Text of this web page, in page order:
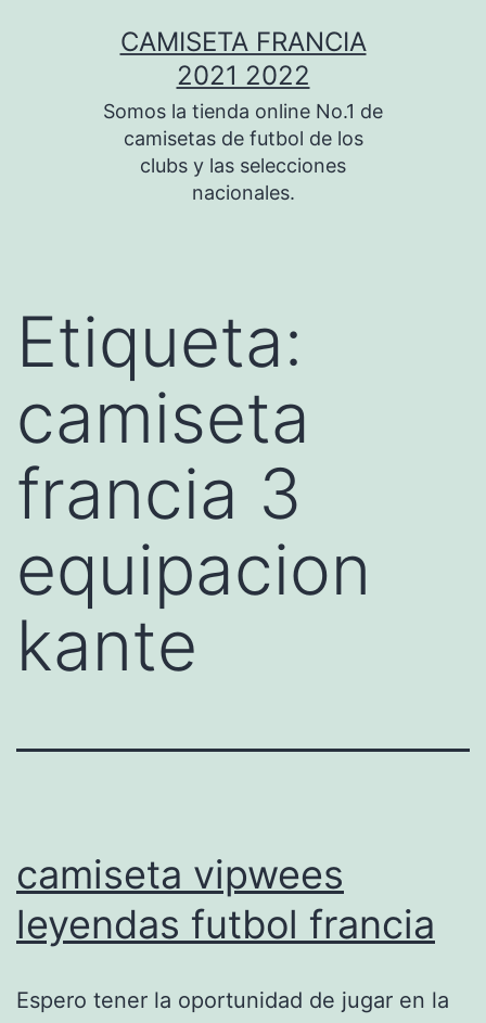
CAMISETA FRANCIA
2021 2022
Somos la tienda online No.1 de
camisetas de futbol de los
clubs y las selecciones
nacionales.
Etiqueta:
camiseta
francia 3
equipacion
kante
camiseta vipwees
leyendas futbol francia
Espero tener la oportunidad de jugar en la